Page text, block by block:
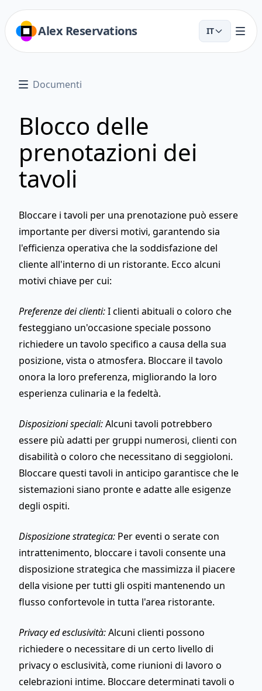
Alex Reservations IT
Documenti
Blocco delle
prenotazioni dei
tavoli
Bloccare i tavoli per una prenotazione può essere
importante per diversi motivi, garantendo sia
l'efficienza operativa che la soddisfazione del
cliente all'interno di un ristorante. Ecco alcuni
motivi chiave per cui:
Preferenze dei clienti:I clienti abituali o coloro che
festeggiano un'occasione speciale possono
richiedere un tavolo specifico a causa della sua
posizione, vista o atmosfera. Bloccare il tavolo
onora la loro preferenza, migliorando la loro
esperienza culinaria e la fedeltà.
Disposizioni speciali:Alcuni tavoli potrebbero
essere più adatti per gruppi numerosi, clienti con
disabilità o coloro che necessitano di seggioloni.
Bloccare questi tavoli in anticipo garantisce che le
sistemazioni siano pronte e adatte alle esigenze
degli ospiti.
Disposizione strategica: Per eventi o serate con
intrattenimento, bloccare i tavoli consente una
disposizione strategica che massimizza il piacere
della visione per tutti gli ospiti mantenendo un
flusso confortevole in tutta l'area ristorante.
Privacy ed esclusività:Alcuni clienti possono
richiedere o necessitare di un certo livello di
privacy o esclusività, come riunioni di lavoro o
celebrazioni intime. Bloccare determinati tavoli o